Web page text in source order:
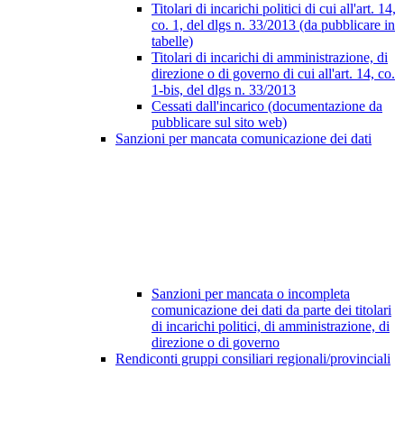
Titolari di incarichi politici di cui all'art. 14,
co. 1, del dlgs n. 33/2013 (da pubblicare in
tabelle)
Titolari di incarichi di amministrazione, di
direzione o di governo di cui all'art. 14, co.
1-bis, del dlgs n. 33/2013
Cessati dall'incarico (documentazione da
pubblicare sul sito web)
Sanzioni per mancata comunicazione dei dati
Sanzioni per mancata o incompleta
comunicazione dei dati da parte dei titolari
di incarichi politici, di amministrazione, di
direzione o di governo
Rendiconti gruppi consiliari regionali/provinciali